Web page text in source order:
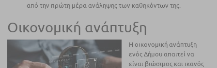
από την πρώτη μέρα ανάληψης των καθηκόντων της.
Οικονομική ανάπτυξη
Η οικονομική ανάπτυξη
ενός Δήμου απαιτεί να
είναι βιώσιμος και ικανός